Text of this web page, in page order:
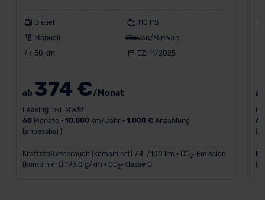
Diesel
110 PS
Manuell
Van/Minivan
50 km
EZ: 11/2025
ab 374 €/Monat
Leasing inkl. MwSt.
60Monate • 10.000km/Jahr • 1.000 €Anzahlung
(anpassbar)
Kraftstoffverbrauch (kombiniert) 7,4 l/100 km • CO 2-Emission
(kombiniert) 193,0 g/km • CO 2-Klasse G
60